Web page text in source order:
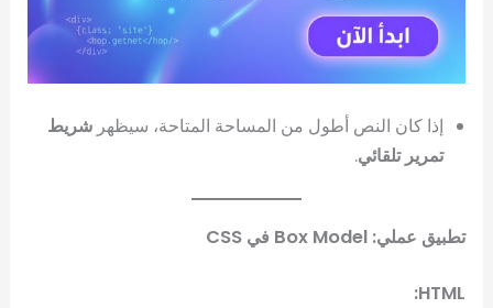
إذا كان النص أطول من المساحة المتاحة، سيظهرشريط
تمرير تلقائي.
تطبيق عملي: Box Model في CSS
HTML: